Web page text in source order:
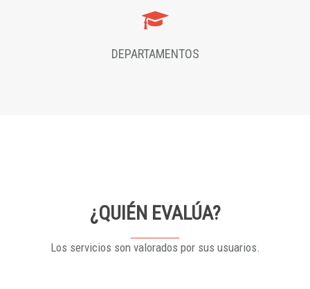
DEPARTAMENTOS
¿QUIÉN EVALÚA?
Los servicios son valorados por sus usuarios.